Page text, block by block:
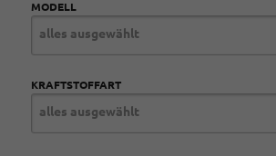
MODELL
alles ausgewählt
KRAFTSTOFFART
alles ausgewählt